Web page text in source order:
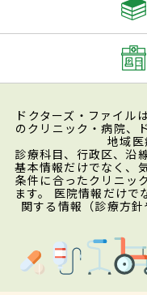
ドクターズ・ファイル
のクリニック・病院、
地域医
診療科目、行政区、沿
基本情報だけでなく、
条件に合ったクリニッ
ます。 医院情報だけで
関する情報（診療方針